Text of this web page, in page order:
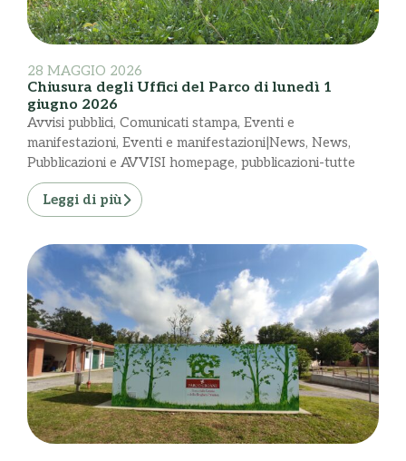
28 MAGGIO 2026
Chiusura degli Uffici del Parco di lunedì 1
giugno 2026
Avvisi pubblici, Comunicati stampa, Eventi e
manifestazioni, Eventi e manifestazioni|News, News,
Pubblicazioni e AVVISI homepage, pubblicazioni-tutte
Leggi di più